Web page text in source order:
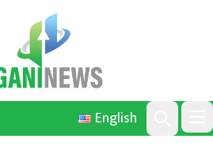
English
Search